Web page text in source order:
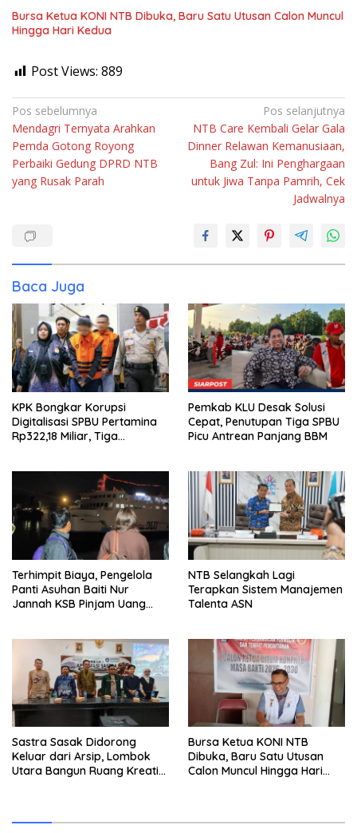
Bursa Ketua KONI NTB Dibuka, Baru Satu Utusan Calon Muncul
Hingga Hari Kedua
Post Views: 889
Navigasi
pos
Pos sebelumnya
Mendagri Ternyata Arahkan
Pemda Gotong Royong
Perbaiki Gedung DPRD NTB
yang Rusak Parah
Pos selanjutnya
NTB Care Kembali Gelar Gala
Dinner Relawan Kemanusiaan,
Bang Zul: Ini Penghargaan
untuk Jiwa Tanpa Pamrih, Cek
Jadwalnya
Baca Juga
KPK Bongkar Korupsi
Digitalisasi SPBU Pertamina
Rp322,18 Miliar, Tiga
Pemkab KLU Desak Solusi
Cepat, Penutupan Tiga SPBU
Picu Antrean Panjang BBM
Terhimpit Biaya, Pengelola
Panti Asuhan Baiti Nur
Jannah KSB Pinjam Uang
Kunjung Tuntas
NTB Selangkah Lagi
Terapkan Sistem Manajemen
Talenta ASN
Sastra Sasak Didorong
Keluar dari Arsip, Lombok
Utara Bangun Ruang Kreatif
Bursa Ketua KONI NTB
Dibuka, Baru Satu Utusan
Calon Muncul Hingga Hari